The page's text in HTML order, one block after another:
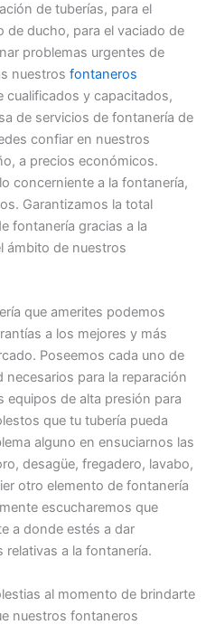
de tuberías, para el
de ducho, para el vaciado de
problemas urgentes de
nuestros fontaneros
cualificados y capacitados,
de servicios de fontanería de
confiar en nuestros
a precios económicos.
concerniente a la fontanería,
Garantizamos la total
fontanería gracias a la
ámbito de nuestros
que amerites podemos
a los mejores y más
Poseemos cada uno de
necesarios para la reparación
equipos de alta presión para
que tu tubería pueda
alguno en ensuciarnos las
desagüe, fregadero, lavabo,
otro elemento de fontanería
escucharemos que
a donde estés a dar
relativas a la fontanería.
al momento de brindarte
nuestros fontaneros